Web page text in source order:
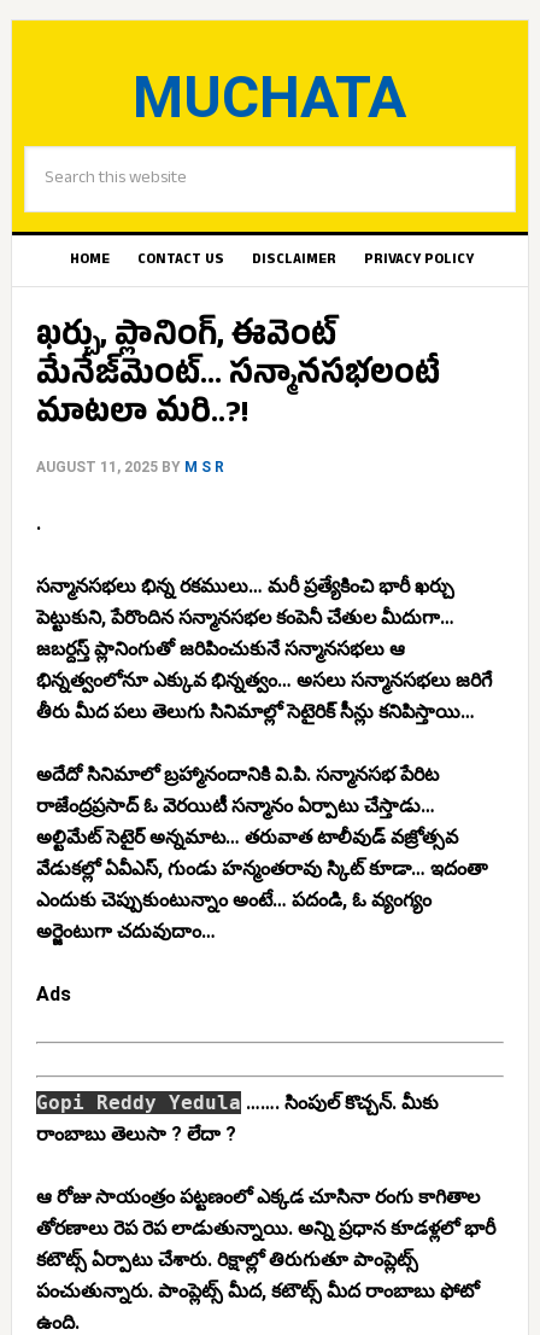
MUCHATA
HOME CONTACT US DISCLAIMER PRIVACY POLICY
ఖర్చు, ప్లానింగ్, ఈవెంట్
మేనేజ్‌మెంట్… సన్మానసభలంటే
మాటలా మరి..?!
AUGUST 11, 2025BY M S R
.
సన్మానసభలు భిన్న రకములు… మరీ ప్రత్యేకించి భారీ ఖర్చు
పెట్టుకుని, పేరొందిన సన్మానసభల కంపెనీ చేతుల మీదుగా…
జబర్దస్త్ ప్లానింగుతో జరిపించుకునే సన్మానసభలు ఆ
భిన్నత్వంలోనూ ఎక్కువ భిన్నత్వం… అసలు సన్మానసభలు జరిగే
తీరు మీద పలు తెలుగు సినిమాల్లో సెటైరిక్ సీన్లు కనిపిస్తాయి…
అదేదో సినిమాలో బ్రహ్మానందానికి వి.పి. సన్మానసభ పేరిట
రాజేంద్రప్రసాద్ ఓ వెరయిటీ సన్మానం ఏర్పాటు చేస్తాడు…
అల్టిమేట్ సెటైర్ అన్నమాట… తరువాత టాలీవుడ్ వజ్రోత్సవ
వేడుకల్లో ఏవీఎస్, గుండు హన్మంతరావు స్కిట్ కూడా… ఇదంతా
ఎందుకు చెప్పుకుంటున్నాం అంటే… పదండి, ఓ వ్యంగ్యం
అర్జెంటుగా చదువుదాం…
Ads
Gopi Reddy Yedula ……. సింపుల్ కొచ్చన్. మీకు
రాంబాబు తెలుసా ? లేదా ?
ఆ రోజు సాయంత్రం పట్టణంలో ఎక్కడ చూసినా రంగు కాగితాల
తోరణాలు రెప రెప లాడుతున్నాయి. అన్ని ప్రధాన కూడళ్లలో భారీ
కటౌట్స్ ఏర్పాటు చేశారు. రిక్షాల్లో తిరుగుతూ పాంప్లెట్స్
పంచుతున్నారు. పాంప్లెట్స్ మీద, కటౌట్స్ మీద రాంబాబు ఫోటో
ఉంది.